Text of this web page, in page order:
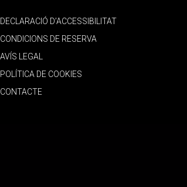
DECLARACIÓ D’ACCESSIBILITAT
CONDICIONS DE RESERVA
AVÍS LEGAL
POLÍTICA DE COOKIES
CONTACTE